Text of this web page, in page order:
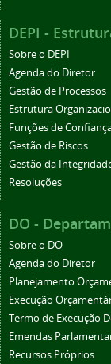
DEPI -
Sobre o DEPI
Agenda do Diretor
Gestão de Processos
Estrutura
Funções de
Gestão de Riscos
Gestão da
Resoluções
DO -
Sobre o DO
Agenda do Diretor
Planejamento
Execução
Termo de Execução
Emendas
Recursos Próprios